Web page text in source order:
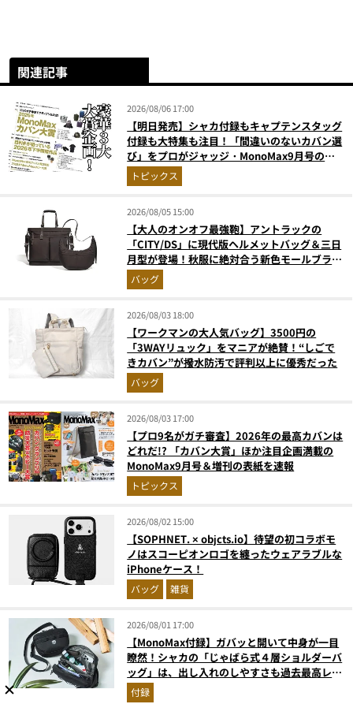
関連記事
2026/08/06 17:00
【明日発売】シャカ付録もキャプテンスタッグ
付録も大特集も注目！「間違いのないカバン選
び」をプロがジャッジ・MonoMax9月号の目
次を公開
トピックス
2026/08/05 15:00
【大人のオンオフ最強鞄】アントラックの
「CITY/DS」に現代版ヘルメットバッグ＆三日
月型が登場！秋服に絶対合う新色モールブラウ
ンが傑作
バッグ
2026/08/03 18:00
【ワークマンの大人気バッグ】3500円の
「3WAYリュック」をマニアが絶賛！“しごで
きカバン”が撥水防汚で評判以上に優秀だった
バッグ
2026/08/03 17:00
【プロ9名がガチ審査】2026年の最高カバンは
どれだ!? 「カバン大賞」ほか注目企画満載の
MonoMax9月号＆増刊の表紙を速報
トピックス
2026/08/02 15:00
【SOPHNET. × objcts.io】待望の初コラボモ
ノはスコーピオンロゴを纏ったウェアラブルな
iPhoneケース！
バッグ 雑貨
2026/08/01 17:00
【MonoMax付録】ガバッと開いて中身が一目
瞭然！シャカの「じゃばら式４層ショルダーバ
ッグ」は、出し入れのしやすさも過去最高レベ
ルだった！
付録